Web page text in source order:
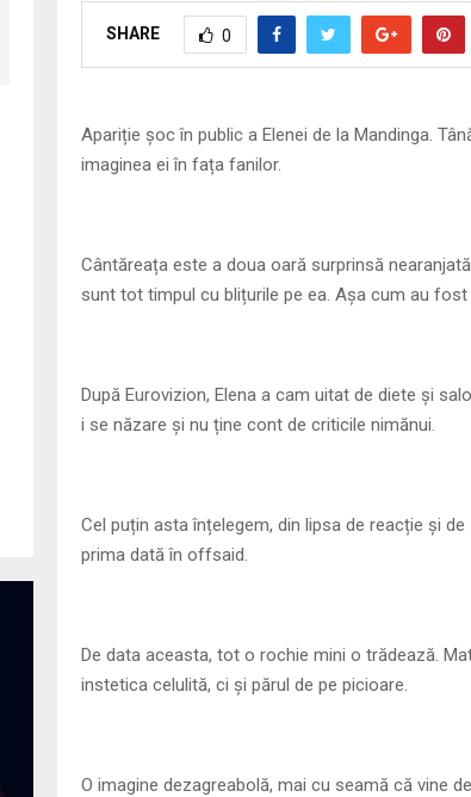
SHARE 0
Apariție șoc în public a Elenei de la Mandinga.
imaginea ei în fața fanilor.
Cântăreața este a doua oară surprinsă
sunt tot timpul cu blițurile pe ea. Așa cum au fost
După Eurovizion, Elena a cam uitat de diete și
i se năzare și nu ține cont de criticile nimănui.
Cel puțin asta înțelegem, din lipsa de reacție și
prima dată în offsaid.
De data aceasta, tot o rochie mini o trădează.
instetica celulită, ci și părul de pe picioare.
O imagine dezagreabolă, mai cu seamă că vine